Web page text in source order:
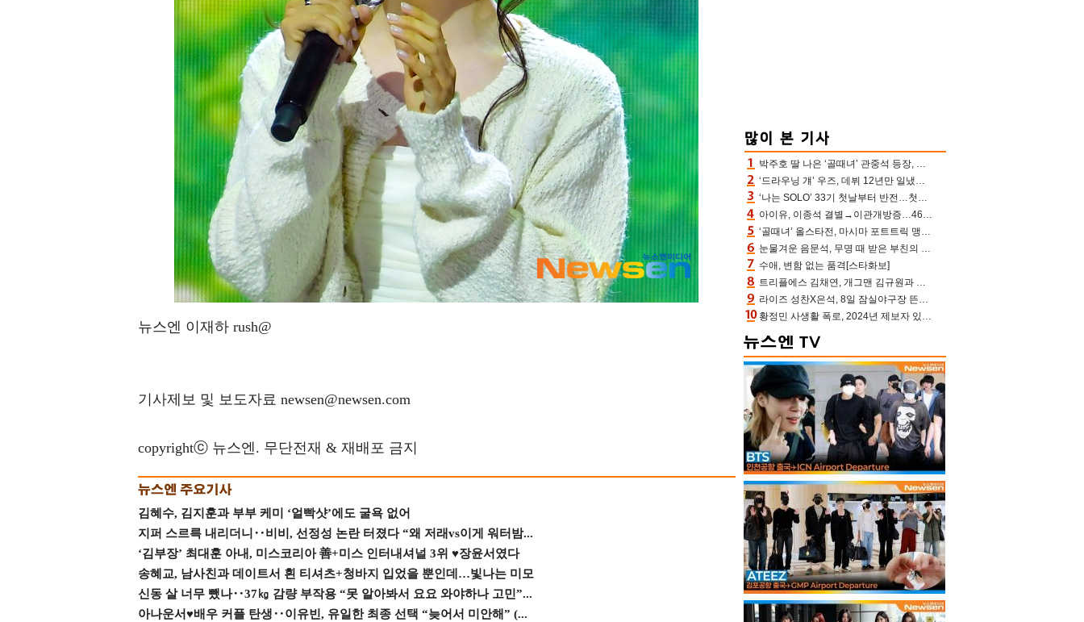
뉴스엔 이재하 rush@
기사제보 및 보도자료 newsen@newsen.com
copyrightⓒ 뉴스엔. 무단전재 & 재배포 금지
김혜수, 김지훈과 부부 케미 ‘얼빡샷’에도 굴욕 없어
지퍼 스르륵 내리더니‥비비, 선정성 논란 터졌다 “왜 저래vs이게 워터밤...
‘김부장’ 최대훈 아내, 미스코리아 善+미스 인터내셔널 3위 ♥장윤서였다
송혜교, 남사친과 데이트서 흰 티셔츠+청바지 입었을 뿐인데…빛나는 미모
신동 살 너무 뺐나‥37㎏ 감량 부작용 “못 알아봐서 요요 와야하나 고민”...
아나운서♥배우 커플 탄생‥이유빈, 유일한 최종 선택 “늦어서 미안해” (...
박주호 딸 나은 ‘골때녀’ 관중석 등장, 김민재 복제인간 보고 혼란 [결정적장면]
‘드라우닝 걔’ 우즈, 데뷔 12년만 일냈다…체조경기장 입성 확정
‘나는 SOLO’ 33기 첫날부터 반전…첫인상 0표 영호, 호감남 급부상
아이유, 이종석 결별→이관개방증…46장 꽉 채운 유애나 ♥ “열심히 사는 중”
‘골때녀’ 올스타전, 마시마 포트트릭 맹추격전 5:4 골 잔치 ‘짜릿’ [어제TV]
눈물겨운 음문석, 무명 때 받은 부친의 전재산→폐암 父 세상 떠나기 전 여행(유퀴즈)[어제TV]
수애, 변함 없는 품격[스타화보]
트리플에스 김채연, 개그맨 김규원과 함께 프리뷰쇼 진행 [포토엔HD]
라이즈 성찬X은석, 8일 잠실야구장 뜬다…시구 시타+특별공연까지
황정민 사생활 폭로, 2024년 제보자 있었나 “네가 회사에 전화했니” 녹취록 공개 파장